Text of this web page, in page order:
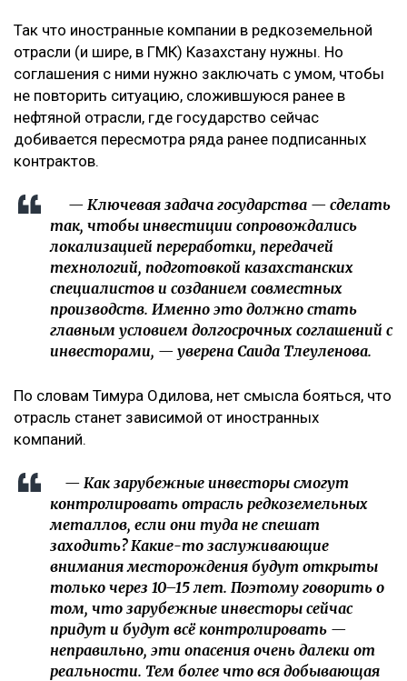
Так что иностранные компании в редкоземельной
отрасли (и шире, в ГМК) Казахстану нужны. Но
соглашения с ними нужно заключать с умом, чтобы
не повторить ситуацию, сложившуюся ранее в
нефтяной отрасли, где государство сейчас
добивается пересмотра ряда ранее подписанных
контрактов.
— Ключевая задача государства — сделать
так, чтобы инвестиции сопровождались
локализацией переработки, передачей
технологий, подготовкой казахстанских
специалистов и созданием совместных
производств. Именно это должно стать
главным условием долгосрочных соглашений с
инвесторами, — уверена Саида Тлеуленова.
По словам Тимура Одилова, нет смысла бояться, что
отрасль станет зависимой от иностранных
компаний.
— Как зарубежные инвесторы смогут
контролировать отрасль редкоземельных
металлов, если они туда не спешат
заходить? Какие-то заслуживающие
внимания месторождения будут открыты
только через 10–15 лет. Поэтому говорить о
том, что зарубежные инвесторы сейчас
придут и будут всё контролировать —
неправильно, эти опасения очень далеки от
реальности. Тем более что вся добывающая